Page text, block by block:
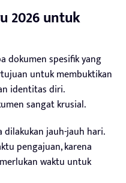
2026 untuk
dokumen spesifik yang
untuk membuktikan
identitas diri.
sangat krusial.
dilakukan jauh-jauh hari.
pengajuan, karena
waktu untuk